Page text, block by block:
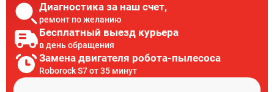
Диагностика за наш счет,
ремонт по желанию
Бесплатный выезд курьера
в день обращения
Замена двигателя робота-пылесоса
Roborock S7 от 35 минут